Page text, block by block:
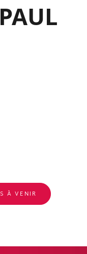
À VENIR